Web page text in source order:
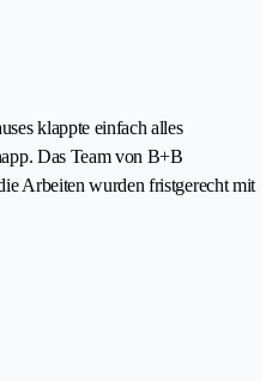
klappte einfach alles
Das Team von B+B
Arbeiten wurden fristgerecht mit